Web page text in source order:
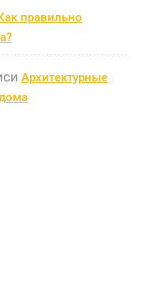
правильно
Архитектурные